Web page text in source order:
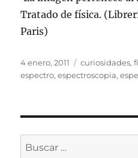
Tratado de física.
Paris)
Publicado
el
4 enero, 2011 Categorías
curiosidades,
espectro,espectroscopia,
Buscar